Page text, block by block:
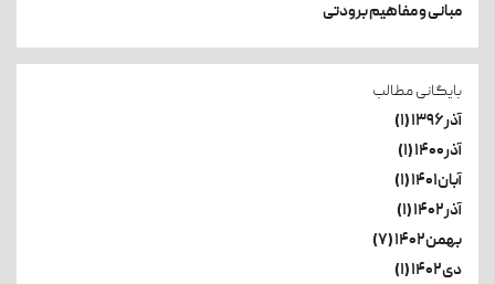
مبانی و مفاهیم برودتی
بایگانی مطالب
آذر۱۳۹۶ (۱)
آذر۱۴۰۰ (۱)
آبان۱۴۰۱ (۱)
آذر۱۴۰۲ (۱)
بهمن۱۴۰۲ (۷)
دی۱۴۰۲ (۱)